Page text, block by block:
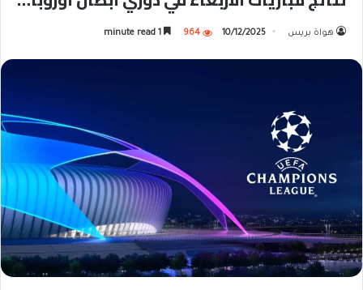
هواة بريس 10/12/2025
964